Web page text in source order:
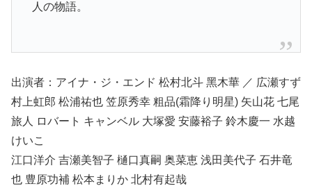
人の物語。
出演者：アイナ・ジ・エンド 松村北⽃ ⿊⽊華 ／ 広瀬すず
村上虹郎 松浦祐也 笠原秀幸 粗品(霜降り明星) ⽮⼭花 七尾
旅⼈ ロバート キャンベル ⼤塚愛 安藤裕⼦ 鈴⽊慶⼀ ⽔越
けいこ
江⼝洋介 吉瀬美智⼦ 樋⼝真嗣 奥菜恵 浅⽥美代⼦ ⽯井⻯
也 豊原功補 松本まりか 北村有起哉